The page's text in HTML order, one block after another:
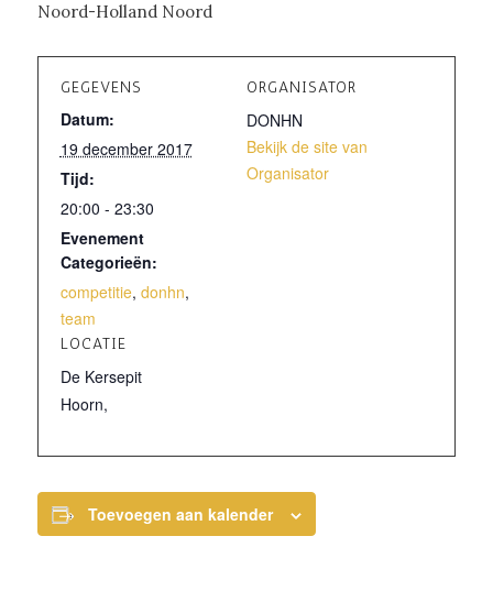
Noord-Holland Noord
GEGEVENS
Datum:
19 december 2017
Tijd:
20:00 - 23:30
Evenement
Categorieën:
competitie, donhn,
team
LOCATIE
De Kersepit
Hoorn,
ORGANISATOR
DONHN
Bekijk de site van
Organisator
Toevoegen aan kalender